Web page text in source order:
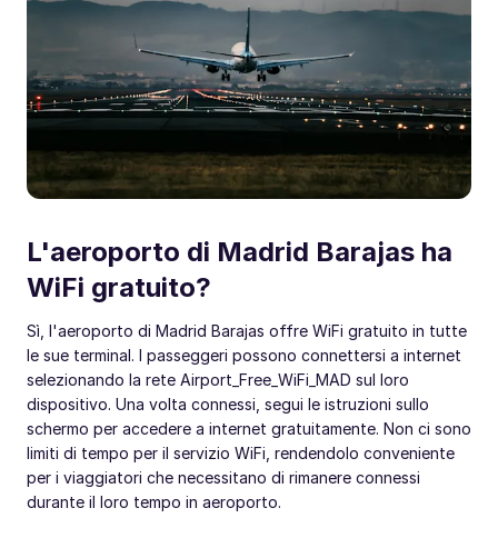
L'aeroporto di Madrid Barajas ha
WiFi gratuito?
Sì, l'aeroporto di Madrid Barajas offre WiFi gratuito in tutte
le sue terminal. I passeggeri possono connettersi a internet
selezionando la rete Airport_Free_WiFi_MAD sul loro
dispositivo. Una volta connessi, segui le istruzioni sullo
schermo per accedere a internet gratuitamente. Non ci sono
limiti di tempo per il servizio WiFi, rendendolo conveniente
per i viaggiatori che necessitano di rimanere connessi
durante il loro tempo in aeroporto.